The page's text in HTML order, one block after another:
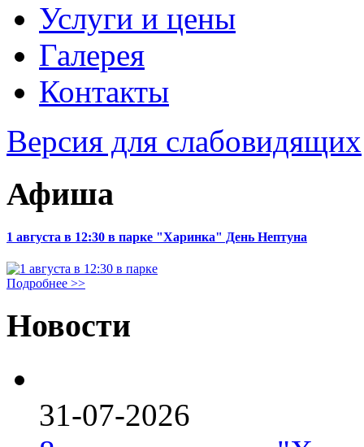
Услуги и цены
Галерея
Контакты
Версия для слабовидящих
Афиша
1 августа в 12:30 в парке "Харинка" День Нептуна
Подробнее >>
Новости
31-07-2026